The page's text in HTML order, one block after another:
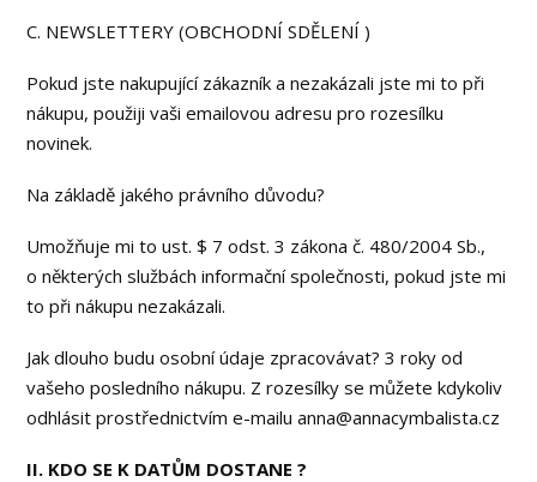
C. NEWSLETTERY (OBCHODNÍ SDĚLENÍ )
Pokud jste nakupující zákazník a nezakázali jste mi to při
nákupu, použiji vaši emailovou adresu pro rozesílku
novinek.
Na základě jakého právního důvodu?
Umožňuje mi to ust. $ 7 odst. 3 zákona č. 480/2004 Sb.,
o některých službách informační společnosti, pokud jste mi
to při nákupu nezakázali.
Jak dlouho budu osobní údaje zpracovávat? 3 roky od
vašeho posledního nákupu. Z rozesílky se můžete kdykoliv
odhlásit prostřednictvím e-mailu anna@annacymbalista.cz
II. KDO SE K DATŮM DOSTANE ?